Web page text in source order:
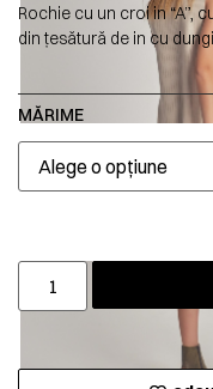
Rochie cu un croi in “A”,
din țesătură de in cu
MĂRIME